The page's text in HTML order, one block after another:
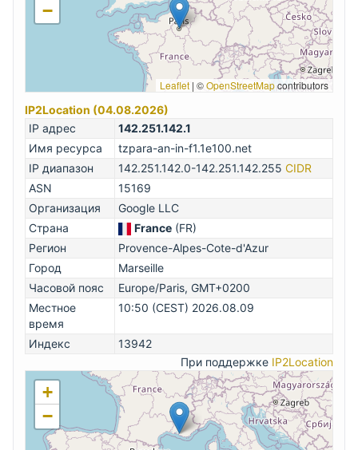
−
Leaflet | ©OpenStreetMapcontributors
IP2Location (04.08.2026)
IP адрес
142.251.142.1
Имя ресурса
tzpara-an-in-f1.1e100.net
IP диапазон
142.251.142.0-142.251.142.255 CIDR
ASN
15169
Организация
Google LLC
Страна
France (FR)
Регион
Provence-Alpes-Cote-d'Azur
Город
Marseille
Часовой пояс
Europe/Paris, GMT+0200
Местное
время
10:50 (CEST) 2026.08.09
Индекс
13942
При поддержке IP2Location
+
−